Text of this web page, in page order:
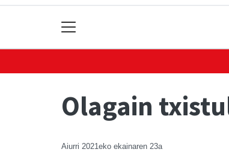
Olagain
Aiurri 2021eko ekainaren 23a